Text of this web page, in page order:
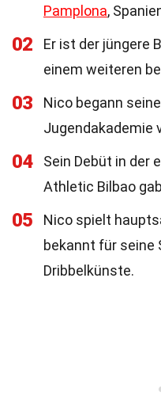
Pamplona,
02
Er ist der jüngere
einem weiteren
03
Nico begann
Jugendakademie
04
Sein Debüt in der
Athletic Bilbao
05
Nico spielt
bekannt für seine
Dribbelkünste.